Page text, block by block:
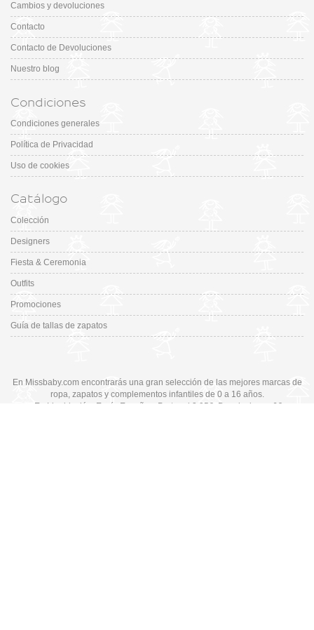
Cambios y devoluciones
Contacto
Contacto de Devoluciones
Nuestro blog
Condiciones
Condiciones generales
Política de Privacidad
Uso de cookies
Catálogo
Colección
Designers
Fiesta & Ceremonia
Outfits
Promociones
Guía de tallas de zapatos
En Missbaby.com encontrarás una gran selección de las mejores marcas de
ropa, zapatos y complementos infantiles de 0 a 16 años.
En Liquidación: Envío
España y Portugal 3,95€ , Devoluciones 6€